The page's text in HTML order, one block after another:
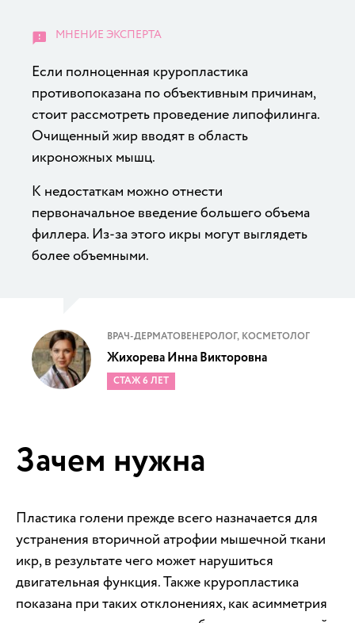
Если полноценная круропластика
противопоказана по объективным причинам,
стоит рассмотреть проведение липофилинга.
Очищенный жир вводят в область
икроножных мышц.
К недостаткам можно отнести
первоначальное введение большего объема
филлера. Из-за этого икры могут выглядеть
более объемными.
ВРАЧ-ДЕРМАТОВЕНЕРОЛОГ, КОСМЕТОЛОГ
Жихорева Инна Викторовна
СТАЖ 6 ЛЕТ
Зачем нужна
Пластика голени прежде всего назначается для
устранения вторичной атрофии мышечной ткани
икр, в результате чего может нарушиться
двигательная функция. Также круропластика
показана при таких отклонениях, как асимметрия